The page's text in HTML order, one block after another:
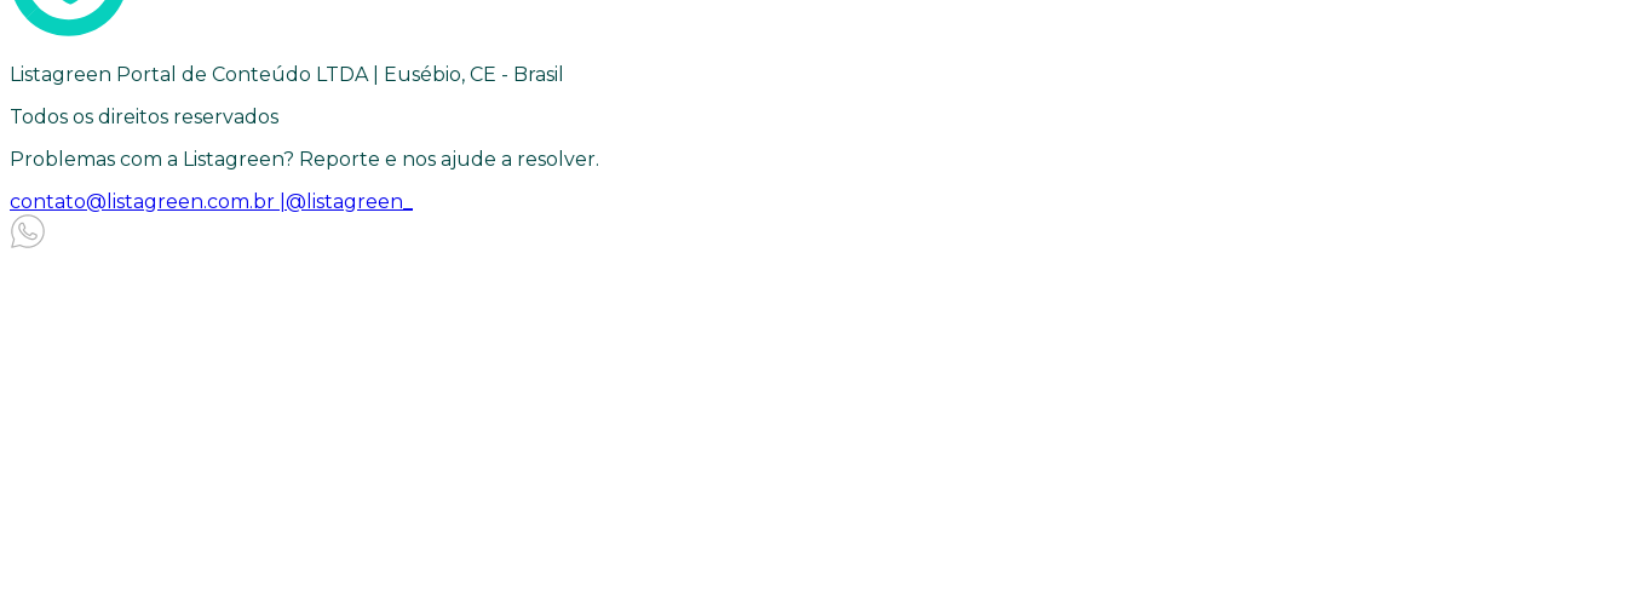
Listagreen Portal de Conteúdo LTDA | Eusébio, CE - Brasil
Todos os direitos reservados
Problemas com a Listagreen? Reporte e nos ajude a resolver.
contato@listagreen.com.br | @listagreen_